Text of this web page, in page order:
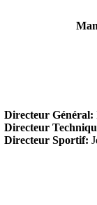
Directeur Général:
Directeur
Directeur Sportif: